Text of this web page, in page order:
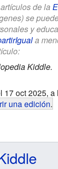
de la
se
y
a
Kiddle.
17 oct 2025, a
una edición.